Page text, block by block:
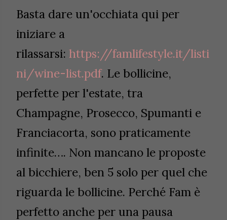
Basta dare un'occhiata qui per
iniziare a
rilassarsi: https://famlifestyle.it/listi
ni/wine-list.pdf. Le bollicine,
perfette per l'estate, tra
Champagne, Prosecco, Spumanti e
Franciacorta, sono praticamente
infinite…. Non mancano le proposte
al bicchiere, ben 5 solo per quel che
riguarda le bollicine. Perché Fam è
perfetto anche per una pausa